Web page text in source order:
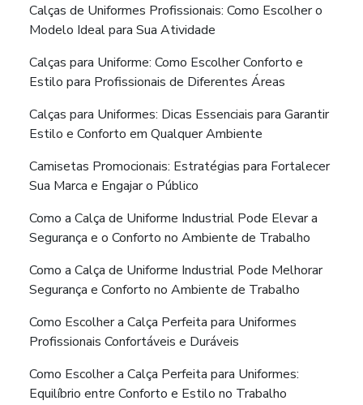
Calças de Uniformes Profissionais: Como Escolher o
Modelo Ideal para Sua Atividade
Calças para Uniforme: Como Escolher Conforto e
Estilo para Profissionais de Diferentes Áreas
Calças para Uniformes: Dicas Essenciais para Garantir
Estilo e Conforto em Qualquer Ambiente
Camisetas Promocionais: Estratégias para Fortalecer
Sua Marca e Engajar o Público
Como a Calça de Uniforme Industrial Pode Elevar a
Segurança e o Conforto no Ambiente de Trabalho
Como a Calça de Uniforme Industrial Pode Melhorar
Segurança e Conforto no Ambiente de Trabalho
Como Escolher a Calça Perfeita para Uniformes
Profissionais Confortáveis e Duráveis
Como Escolher a Calça Perfeita para Uniformes:
Equilíbrio entre Conforto e Estilo no Trabalho